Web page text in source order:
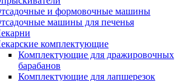
и формовочные машины
машины для печенья
комплектующие
Комплектующие для дражировочных
барабанов
Комплектующие для лапшерезок